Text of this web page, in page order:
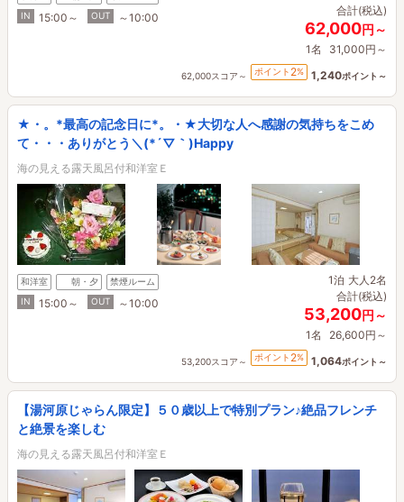
IN
15:00～ OUT ～10:00
合計(税込)
62,000円～
1名 31,000円～
62,000スコア～ ポイント 2% 1,240ポイント～
★・。*最高の記念日に*。・★大切な人へ感謝の気持ちをこめ
て・・・ありがとう＼(*´▽｀)Happy
海の見える露天風呂付和洋室Ｅ
和洋室 朝・夕
禁煙ルーム
IN
15:00～ OUT ～10:00
1泊 大人2名
合計(税込)
53,200円～
1名 26,600円～
53,200スコア～ ポイント 2% 1,064ポイント～
【湯河原じゃらん限定】５０歳以上で特別プラン♪絶品フレンチ
と絶景を楽しむ
海の見える露天風呂付和洋室Ｅ